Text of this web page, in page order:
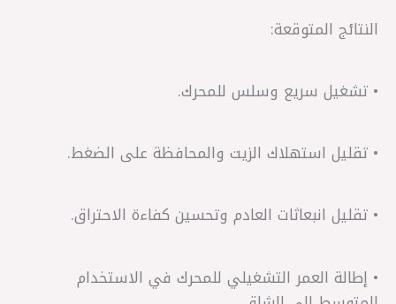
النتائج المتوقعة:
• تشغيل سريع وسلس للمحرك.
• تقليل استهلاك الزيت والمحافظة على الضغط.
• تقليل انبعاثات العادم وتحسين كفاءة الاحتراق.
• إطالة العمر التشغيلي للمحرك في الاستخدام